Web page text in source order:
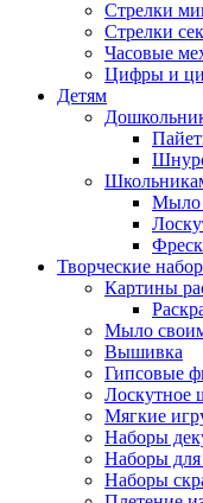
Стрелки
Стрелки
Часовые
Цифры и
Детям
Мыло
Творческие
Картины
Мыло
Вышивка
Гипсовые
Лоскутное
Мягкие
Наборы
Наборы для
Наборы